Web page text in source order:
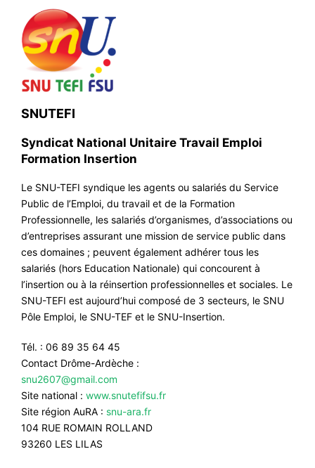
SNUTEFI
Syndicat National Unitaire Travail Emploi
Formation Insertion
Le SNU-TEFI syndique les agents ou salariés du Service
Public de l’Emploi, du travail et de la Formation
Professionnelle, les salariés d’organismes, d’associations ou
d’entreprises assurant une mission de service public dans
ces domaines ; peuvent également adhérer tous les
salariés (hors Education Nationale) qui concourent à
l’insertion ou à la réinsertion professionnelles et sociales. Le
SNU-TEFI est aujourd’hui composé de 3 secteurs, le SNU
Pôle Emploi, le SNU-TEF et le SNU-Insertion.
Tél. : 06 89 35 64 45
Contact Drôme-Ardèche :
snu2607@gmail.com
Site national : www.snutefifsu.fr
Site région AuRA : snu-ara.fr
104 RUE ROMAIN ROLLAND
93260 LES LILAS